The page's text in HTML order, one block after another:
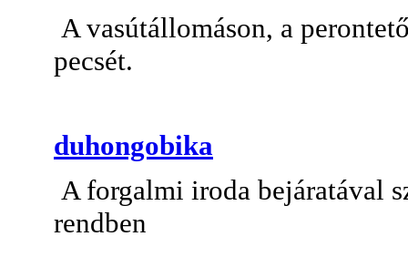
A vasútállomáson, a
pecsét.
duhongobika
A forgalmi iroda bejáratával
rendben